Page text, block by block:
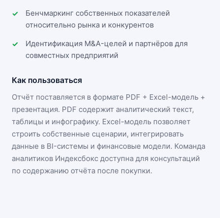
Бенчмаркинг собственных показателей
относительно рынка и конкурентов
Идентификация M&A-целей и партнёров для
совместных предприятий
Как пользоваться
Отчёт поставляется в формате PDF + Excel-модель +
презентация. PDF содержит аналитический текст,
таблицы и инфографику. Excel-модель позволяет
строить собственные сценарии, интегрировать
данные в BI-системы и финансовые модели. Команда
аналитиков Индексбокс доступна для консультаций
по содержанию отчёта после покупки.